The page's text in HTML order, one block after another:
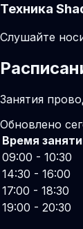
Техника
Слушайте
Занятия
Обновлено
Время
09:00 - 10:30
14:30 - 16:00
17:00 - 18:30
19:00 - 20:30